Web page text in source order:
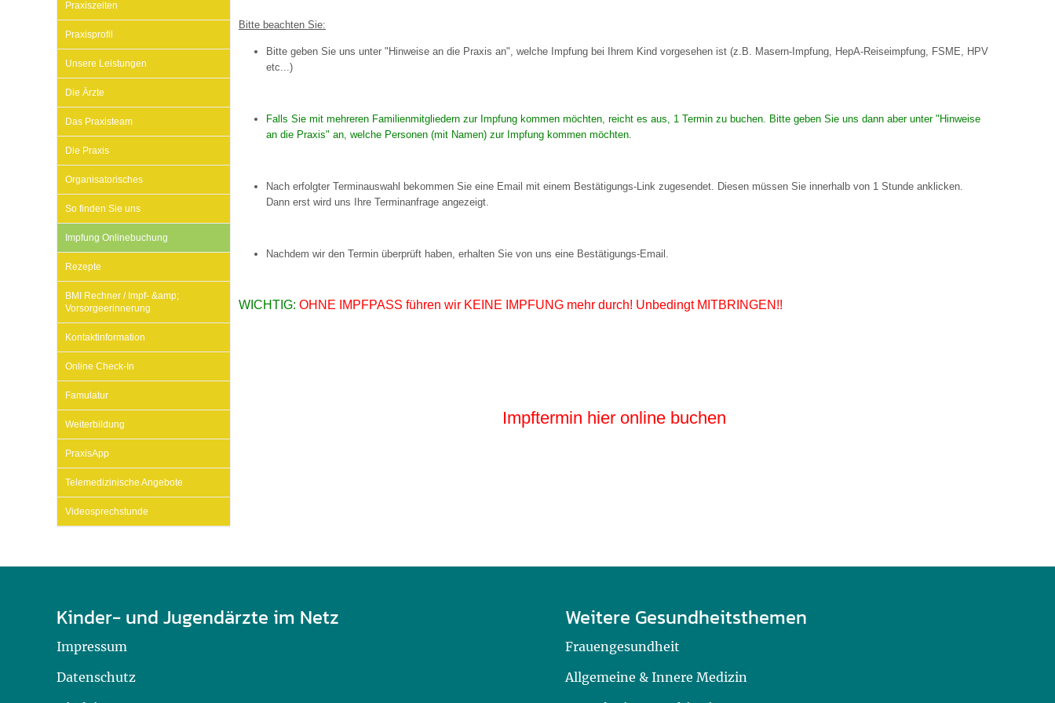
Impfsicherheit
Vorsorge- und Impferinnerung
Notdienste
Empfehlungen zum Bildschirmmediengebrauch
Entwicklungskalender
Broschüren und Informationsflyer
Familienzeit gesund gestalten
Praxiszeiten
Praxisprofil
Unsere Leistungen
Die Ärzte
Das Praxisteam
Die Praxis
Organisatorisches
So finden Sie uns
Impfung Onlinebuchung
Rezepte
BMI Rechner / Impf- &amp;
Vorsorgeerinnerung
Kontaktinformation
Online Check-In
Famulatur
Weiterbildung
PraxisApp
Telemedizinische Angebote
Videosprechstunde
Bitte beachten Sie:
Bitte geben Sie uns unter "Hinweise an die Praxis an", welche Impfung bei Ihrem Kind vorgesehen ist (z.B. Masern-Impfung, HepA-Reiseimpfung, FSME, HPV
etc...)
Falls Sie mit mehreren Familienmitgliedern zur Impfung kommen möchten, reicht es aus, 1 Termin zu buchen. Bitte geben Sie uns dann aber unter "Hinweise
an die Praxis" an, welche Personen (mit Namen) zur Impfung kommen möchten.
Nach erfolgter Terminauswahl bekommen Sie eine Email mit einem Bestätigungs-Link zugesendet. Diesen müssen Sie innerhalb von 1 Stunde anklicken.
Dann erst wird uns Ihre Terminanfrage angezeigt.
Nachdem wir den Termin überprüft haben, erhalten Sie von uns eine Bestätigungs-Email.
WICHTIG: OHNE IMPFPASS führen wir KEINE IMPFUNG mehr durch! Unbedingt MITBRINGEN!!
Impftermin hier online buchen
Kinder- und Jugendärzte im Netz
Impressum
Datenschutz
Weitere Gesundheitsthemen
Frauengesundheit
Allgemeine & Innere Medizin